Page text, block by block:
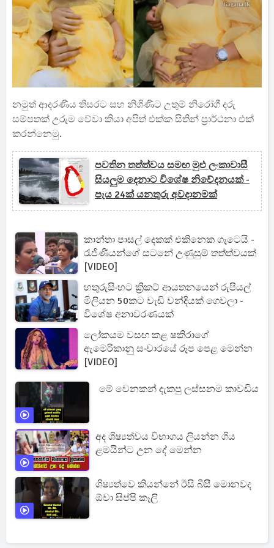
නමුත් ආදරණීය තිසරට සහ නිශිණිට උතුම් නිරෝගී දරු
සම්පතක් උරුම වේවා කියා අපිත් එක්ක සිතින් ප්‍රාර්ථනා එක්
කරන්නෙමු.
පවතින තත්ත්වය සමඟ මුළු ලංකාවාසී
සියලුම දෙනාට විශේෂ නිවේදනයක් -
පැය 24ක්‍ යනතුරු අවදානමක්
කාන්තා පාසල් දෙකක් එකිනෙක ගැටෙයි -
රැජිණියන්ගේ සටනේ උණුසුම් තත්ත්වයක්
[VIDEO]
හතුරුසිංහට ක්‍රිකට් ආයතනයෙන් රුපියල්
මිලියන 50කට වැඩි වන්දියක් ගෙවලා -
විශේෂ අනාවරණයක්
ලෝකයම වසඟ කළ ෂකිරාගේ
ඇමෙරිකානු සංචාරයේ රූප පෙළ මෙන්න
[VIDEO]
මේ වෙනකන් දැකපු ලස්සනම කාවඩිය
අද ශිෂ්‍යත්වය විභාගය ලියන්න ගිය
ළමයින්ට උන දේ මෙන්න
ශිෂ්‍යත්වෙ කියන්නේ ඊසි බීසී මොනවද
ඕවා සිප්පි කෑලි